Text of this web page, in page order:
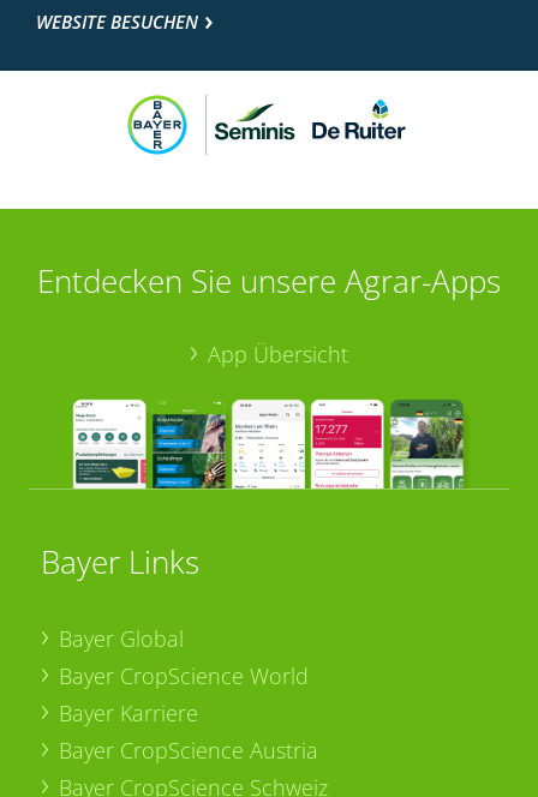
WEBSITE BESUCHEN
Entdecken Sie unsere Agrar-Apps
App Übersicht
Bayer Links
Bayer Global
Bayer CropScience World
Bayer Karriere
Bayer CropScience Austria
Bayer CropScience Schweiz